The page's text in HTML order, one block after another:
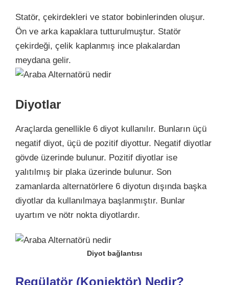
Statör, çekirdekleri ve stator bobinlerinden oluşur.
Ön ve arka kapaklara tutturulmuştur. Statör
çekirdeği, çelik kaplanmış ince plakalardan
meydana gelir.
Diyotlar
Araçlarda genellikle 6 diyot kullanılır. Bunların üçü
negatif diyot, üçü de pozitif diyottur. Negatif diyotlar
gövde üzerinde bulunur. Pozitif diyotlar ise
yalıtılmış bir plaka üzerinde bulunur. Son
zamanlarda alternatörlere 6 diyotun dışında başka
diyotlar da kullanılmaya başlanmıştır. Bunlar
uyartım ve nötr nokta diyotlardır.
Diyot bağlantısı
Regülatör (Konjektör) Nedir?